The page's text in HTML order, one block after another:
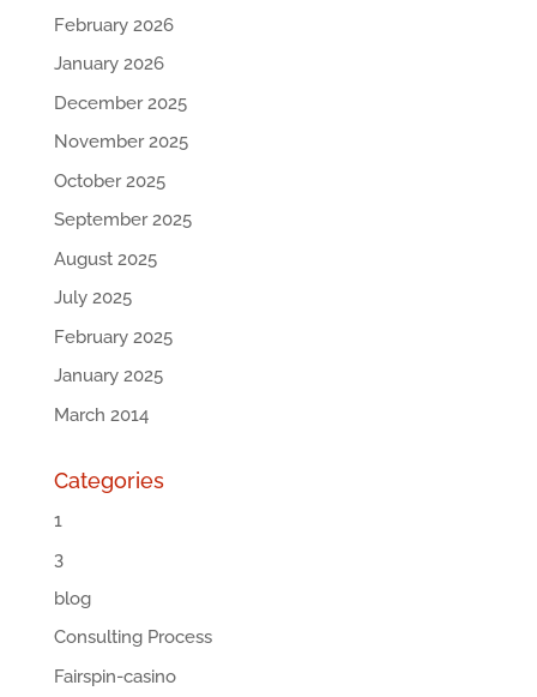
February 2026
January 2026
December 2025
November 2025
October 2025
September 2025
August 2025
July 2025
February 2025
January 2025
March 2014
Categories
1
3
blog
Consulting Process
Fairspin-casino